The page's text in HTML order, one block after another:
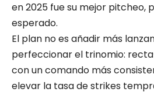
en 2025 fue su mejor pitcheo,
esperado.
El plan no es añadir más
perfeccionar el trinomio:
con un comando más
elevar la tasa de strikes